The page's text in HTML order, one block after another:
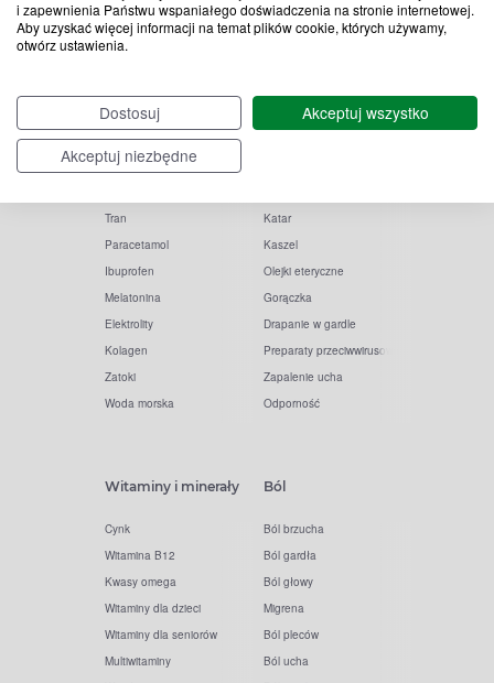
i zapewnienia Państwu wspaniałego doświadczenia na stronie internetowej.
Aby uzyskać więcej informacji na temat plików cookie, których używamy,
otwórz ustawienia.
Dostosuj
Akceptuj wszystko
Akceptuj niezbędne
Popularne zapytania
Witamina D
Witamina C
Tran
Paracetamol
Ibuprofen
Melatonina
Elektrolity
Kolagen
Zatoki
Woda morska
Przeziębienie i grypa
Katar
Kaszel
Olejki eteryczne
Gorączka
Drapanie w gardle
Preparaty przeciwwirusowe
Zapalenie ucha
Odporność
Witaminy i minerały
Cynk
Witamina B12
Kwasy omega
Witaminy dla dzieci
Witaminy dla seniorów
Multiwitaminy
Ból
Ból brzucha
Ból gardła
Ból głowy
Migrena
Ból pleców
Ból ucha